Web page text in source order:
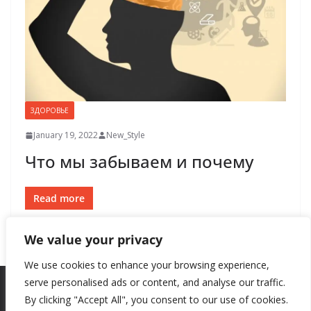
We value your privacy
We use cookies to enhance your browsing experience,
serve personalised ads or content, and analyse our traffic.
By clicking "Accept All", you consent to our use of cookies.
ЗДОРОВЬЕ
January 19, 2022 New_Style
Что мы забываем и почему
Read more